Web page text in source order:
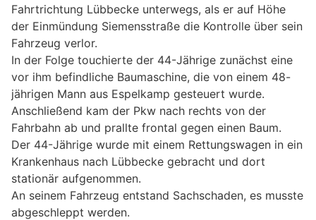
Fahrtrichtung Lübbecke unterwegs, als er auf Höhe
der Einmündung Siemensstraße die Kontrolle über sein
Fahrzeug verlor.
In der Folge touchierte der 44-Jährige zunächst eine
vor ihm befindliche Baumaschine, die von einem 48-
jährigen Mann aus Espelkamp gesteuert wurde.
Anschließend kam der Pkw nach rechts von der
Fahrbahn ab und prallte frontal gegen einen Baum.
Der 44-Jährige wurde mit einem Rettungswagen in ein
Krankenhaus nach Lübbecke gebracht und dort
stationär aufgenommen.
An seinem Fahrzeug entstand Sachschaden, es musste
abgeschleppt werden.